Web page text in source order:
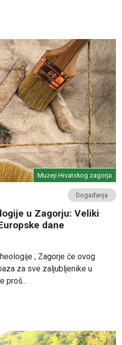
Muzeji Hrvatskog zagorja
Događanja
u Zagorju: Veliki
dane
, Zagorje će ovog
za sve zaljubljenike u
proš...